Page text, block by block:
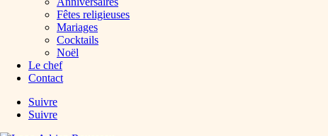
Fêtes religieuses
Mariages
Cocktails
Noël
Le chef
Contact
Suivre
Suivre